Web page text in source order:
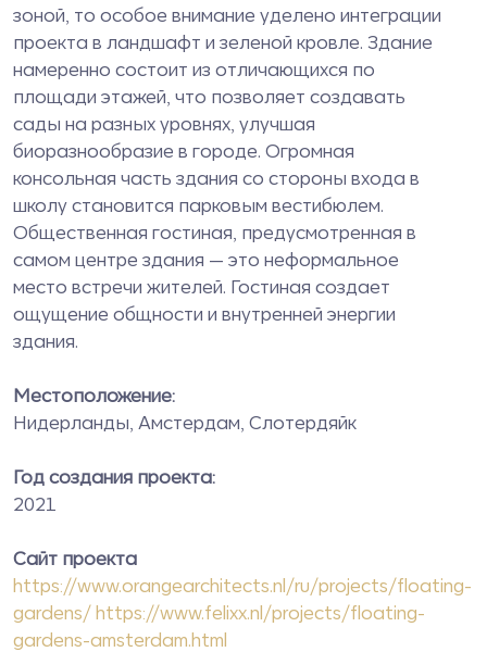
зоной, то особое внимание уделено интеграции
проекта в ландшафт и зеленой кровле. Здание
намеренно состоит из отличающихся по
площади этажей, что позволяет создавать
сады на разных уровнях, улучшая
биоразнообразие в городе. Огромная
консольная часть здания со стороны входа в
школу становится парковым вестибюлем.
Общественная гостиная, предусмотренная в
самом центре здания — это неформальное
место встречи жителей. Гостиная создает
ощущение общности и внутренней энергии
здания.
Местоположение:
Нидерланды, Амстердам, Слотердяйк
Год создания проекта:
2021
Сайт проекта
https://www.orangearchitects.nl/ru/projects/floating-
gardens/ https://www.felixx.nl/projects/floating-
gardens-amsterdam.html